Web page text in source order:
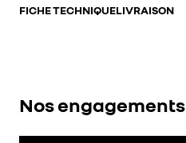
FICHE TECHNIQUELIVRAISON
Nos engagements